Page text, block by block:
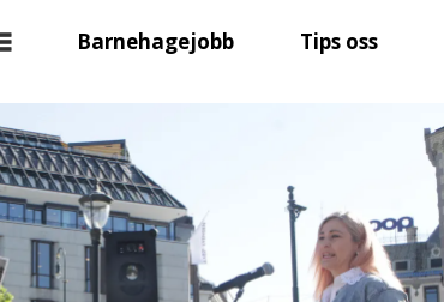
Barnehagejobb Tips oss